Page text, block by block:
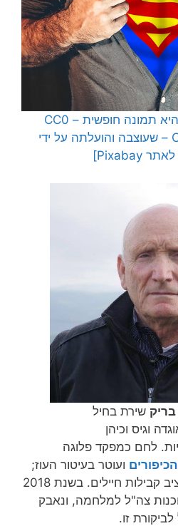
[התמונה המקורית היא תמונה חופשית – CC0
Creative Commons – שעוצבה והועלתה על ידי
שירת בחיל
וגיס וכיהן
לחם כמפקד פלוגה
ועוטר בעיטור העוז;
כיהן מעל עשור שנים כנציב קבילות חיילים. בשנת 2018
צה"ל למלחמה, ונאבק
זו.